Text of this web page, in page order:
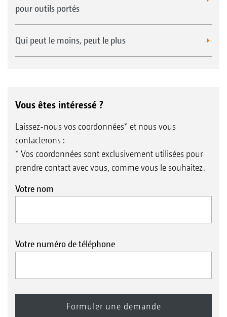
pour outils portés
Qui peut le moins, peut le plus
Vous êtes intéressé ?
Laissez-nous vos coordonnées* et nous vous
contacterons :
* Vos coordonnées sont exclusivement utilisées pour
prendre contact avec vous, comme vous le souhaitez.
Votre nom
Votre numéro de téléphone